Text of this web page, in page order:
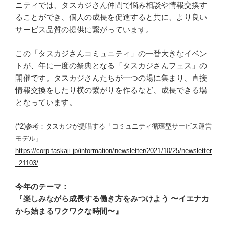
ニティでは、タスカジさん仲間で悩み相談や情報交換す
ることができ、個人の成長を促進すると共に、より良い
サービス品質の提供に繋がっています。
この「タスカジさんコミュニティ」の一番大きなイベン
トが、年に一度の祭典となる「タスカジさんフェス」の
開催です。タスカジさんたちが一つの場に集まり、直接
情報交換をしたり横の繋がりを作るなど、成長できる場
となっています。
(*2)参考：タスカジが提唱する「コミュニティ循環型サービス運営
モデル」
https://corp.taskaji.jp/information/newsletter/2021/10/25/newsletter
_21103/
今年のテーマ：
『楽しみながら成長する働き方をみつけよう 〜イエナカ
から始まるワクワクな時間〜』